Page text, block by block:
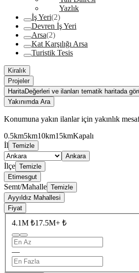
Yazlık
İş Yeri(2)
Devren İş Yeri
Arsa(2)
Kat Karşılığı Arsa
Turistik Tesis
Kiralık
Projeler
HaritaDeğerleri ve ilanları tematik haritada
Yakınımda Ara
Konumuna yakın ilanlar için yakınlık
0.5km5km10km15kmKapalı
İl Temizle
Ankara
İlçe Temizle
Etimesgut
Semt/Mahalle Temizle
Ayyıldız Mahallesi
Fiyat
4.1M ₺17.5M+ ₺
—